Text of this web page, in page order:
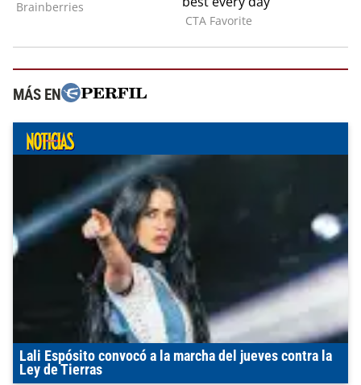
MÁS EN
Lali Espósito convocó a la marcha del jueves contra la
Ley de Tierras